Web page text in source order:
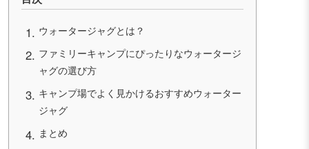
ウォータージャグとは？
ファミリーキャンプにぴったりなウォータージ
ャグの選び方
キャンプ場でよく見かけるおすすめウォーター
ジャグ
まとめ